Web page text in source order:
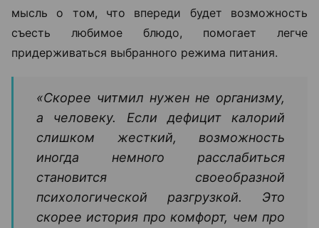
мысль о том, что впереди будет возможность
съесть любимое блюдо, помогает легче
придерживаться выбранного режима питания.
«Скорее читмил нужен не организму,
а человеку. Если дефицит калорий
слишком жесткий, возможность
иногда немного расслабиться
становится своеобразной
психологической разгрузкой. Это
скорее история про комфорт, чем про